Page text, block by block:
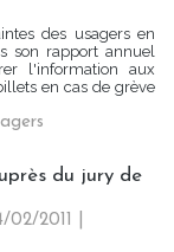
des usagers en
son rapport annuel
l'information aux
en cas de grève
du jury de
02/2011